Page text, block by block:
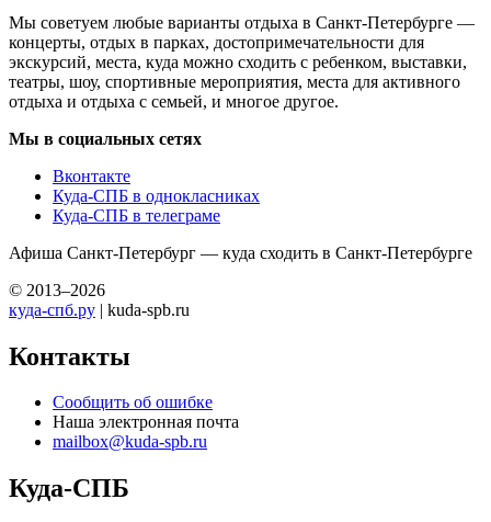
Мы советуем любые варианты отдыха в Санкт-Петербурге —
концерты, отдых в парках, достопримечательности для
экскурсий, места, куда можно сходить с ребенком, выставки,
театры, шоу, спортивные мероприятия, места для активного
отдыха и отдыха с семьей, и многое другое.
Мы в социальных сетях
Вконтакте
Куда-СПБ в однокласниках
Куда-СПБ в телеграме
Афиша Санкт-Петербург — куда сходить в Санкт-Петербурге
© 2013–2026
куда-спб.ру | kuda-spb.ru
Контакты
Сообщить об ошибке
Наша электронная почта
mailbox@kuda-spb.ru
Куда-СПБ